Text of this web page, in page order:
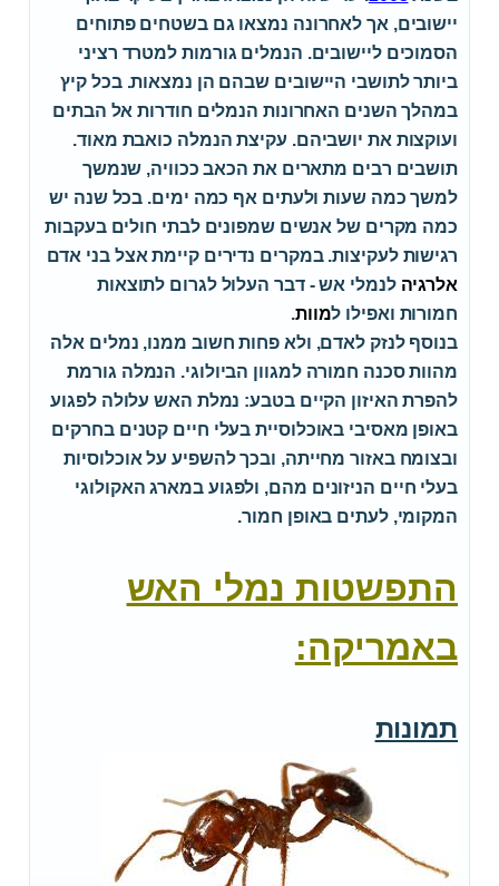
יישובים, אך לאחרונה נמצאו גם בשטחים פתוחים
הסמוכים ליישובים. הנמלים גורמות למטרד רציני
ביותר לתושבי היישובים שבהם הן נמצאות. בכל קיץ
במהלך השנים האחרונות הנמלים חודרות אל הבתים
ועוקצות את יושביהם. עקיצת הנמלה כואבת מאוד.
תושבים רבים מתארים את הכאב ככוויה, שנמשך
למשך כמה שעות ולעתים אף כמה ימים. בכל שנה יש
כמה מקרים של אנשים שמפונים לבתי חולים בעקבות
רגישות לעקיצות. במקרים נדירים קיימת אצל בני אדם
אלרגיהלנמלי אש - דבר העלול לגרום לתוצאות
חמורות ואפילו למוות.
בנוסף לנזק לאדם, ולא פחות חשוב ממנו, נמלים אלה
מהוות סכנה חמורה למגוון הביולוגי. הנמלה גורמת
להפרת האיזון הקיים בטבע: נמלת האש עלולה לפגוע
באופן מאסיבי באוכלוסיית בעלי חיים קטנים בחרקים
ובצומח באזור מחייתה, ובכך להשפיע על אוכלוסיות
בעלי חיים הניזונים מהם, ולפגוע במארג האקולוגי
המקומי, לעתים באופן חמור.
התפשטות נמלי האש
באמריקה:
תמונות